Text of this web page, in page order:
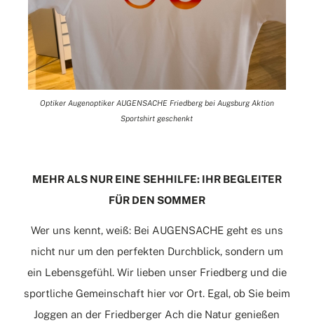
Optiker Augenoptiker AUGENSACHE Friedberg bei Augsburg Aktion
Sportshirt geschenkt
MEHR ALS NUR EINE SEHHILFE: IHR BEGLEITER
FÜR DEN SOMMER
Wer uns kennt, weiß: Bei AUGENSACHE geht es uns
nicht nur um den perfekten Durchblick, sondern um
ein Lebensgefühl. Wir lieben unser Friedberg und die
sportliche Gemeinschaft hier vor Ort. Egal, ob Sie beim
Joggen an der Friedberger Ach die Natur genießen